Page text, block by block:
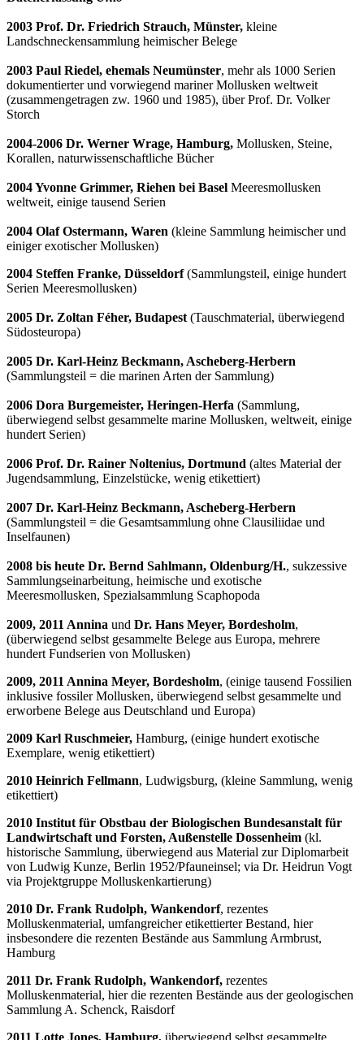
2003 Prof. Dr. Friedrich Strauch, Münster, kleine
Landschneckensammlung heimischer Belege
2003 Paul Riedel, ehemals Neumünster, mehr als 1000 Serien
dokumentierter und vorwiegend mariner Mollusken weltweit
(zusammengetragen zw. 1960 und 1985), über Prof. Dr. Volker
Storch
2004-2006 Dr. Werner Wrage, Hamburg, Mollusken, Steine,
Korallen, naturwissenschaftliche Bücher
2004 Yvonne Grimmer, Riehen bei Basel Meeresmollusken
weltweit, einige tausend Serien
2004 Olaf Ostermann, Waren (kleine Sammlung heimischer und
einiger exotischer Mollusken)
2004 Steffen Franke, Düsseldorf(Sammlungsteil, einige hundert
Serien Meeresmollusken)
2005 Dr. Zoltan Féher, Budapest (Tauschmaterial, überwiegend
Südosteuropa)
2005 Dr. Karl-Heinz Beckmann, Ascheberg-Herbern
(Sammlungsteil = die marinen Arten der Sammlung)
2006 Dora Burgemeister, Heringen-Herfa (Sammlung,
überwiegend selbst gesammelte marine Mollusken, weltweit, einige
hundert Serien)
2006 Prof. Dr. Rainer Noltenius, Dortmund (altes Material der
Jugendsammlung, Einzelstücke, wenig etikettiert)
2007 Dr. Karl-Heinz Beckmann, Ascheberg-Herbern
(Sammlungsteil = die Gesamtsammlung ohne Clausiliidae und
Inselfaunen)
2008 bis heute Dr. Bernd Sahlmann, Oldenburg/H., sukzessive
Sammlungseinarbeitung, heimische und exotische
Meeresmollusken, Spezialsammlung Scaphopoda
2009, 2011 Annina und Dr. Hans Meyer, Bordesholm,
(überwiegend selbst gesammelte Belege aus Europa, mehrere
hundert Fundserien von Mollusken)
2009, 2011 Annina Meyer, Bordesholm, (einige tausend Fossilien
inklusive fossiler Mollusken, überwiegend selbst gesammelte und
erworbene Belege aus Deutschland und Europa)
2009 Karl Ruschmeier, Hamburg, (einige hundert exotische
Exemplare, wenig etikettiert)
2010 Heinrich Fellmann, Ludwigsburg, (kleine Sammlung, wenig
etikettiert)
2010 Institut für Obstbau der Biologischen Bundesanstalt für
Landwirtschaft und Forsten, Außenstelle Dossenheim (kl.
historische Sammlung, überwiegend aus Material zur Diplomarbeit
von Ludwig Kunze, Berlin 1952/Pfauneinsel; via Dr. Heidrun Vogt
via Projektgruppe Molluskenkartierung)
2010 Dr. Frank Rudolph, Wankendorf, rezentes
Molluskenmaterial, umfangreicher etikettierter Bestand, hier
insbesondere die rezenten Bestände aus Sammlung Armbrust,
Hamburg
2011 Dr. Frank Rudolph, Wankendorf, rezentes
Molluskenmaterial, hier die rezenten Bestände aus der geologischen
Sammlung A. Schenck, Raisdorf
2011 Lotte Jones, Hamburg, überwiegend selbst gesammelte